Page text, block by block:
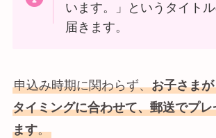
います。」というタイト
届きます。
申込み時期に関わらず、お子さま
タイミングに合わせて、郵送でプ
ます。